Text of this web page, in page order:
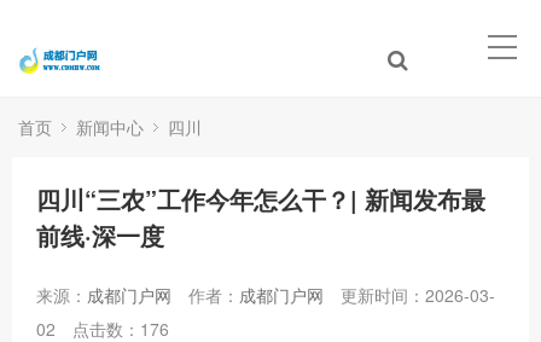
首页 新闻中心 四川
四川“三农”工作今年怎么干？| 新闻发布最
前线·深一度
来源： 成都门户网 作者： 成都门户网
更新时间：2026-03-
02
点击数： 176